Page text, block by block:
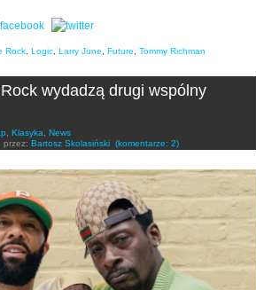
Rock Logic Larry June Future Tommy Richman
wydadzą drugi wspólny
Klasyka
News
przez: Bartosz Skolasiński (komentarze: 2)